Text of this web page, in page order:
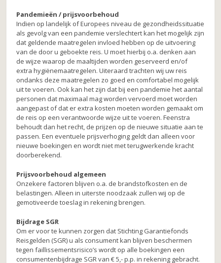
Pandemieën / prijsvoorbehoud
Indien op landelijk of Europees niveau de gezondheidssituatie
als gevolg van een pandemie verslechtert kan het mogelijk zijn
dat geldende maatregelen invloed hebben op de uitvoering
van de door u geboekte reis. U moet hierbij o.a. denken aan
de wijze waarop de maaltijden worden geserveerd en/of
extra hygiënemaatregelen. Uiteraard trachten wij uw reis
ondanks deze maatregelen zo goed en comfortabel mogelijk
uit te voeren. Ook kan het zijn dat bij een pandemie het aantal
personen dat maximaal mag worden vervoerd moet worden
aangepast of dat er extra kosten moeten worden gemaakt om
de reis op een verantwoorde wijze uit te voeren. Feenstra
behoudt dan het recht, de prijzen op de nieuwe situatie aan te
passen. Een eventuele prijsverhoging geldt dan alleen voor
nieuwe boekingen en wordt niet met terugwerkende kracht
doorberekend.
Prijsvoorbehoud algemeen
Onzekere factoren blijven o.a. de brandstofkosten en de
belastingen. Alleen in uiterste noodzaak zullen wij op de
gemotiveerde toeslag in rekening brengen.
Bijdrage SGR
Om er voor te kunnen zorgen dat Stichting Garantiefonds
Reisgelden (SGR) u als consument kan blijven beschermen
tegen faillissementsrisico’s wordt op alle boekingen een
consumentenbijdrage SGR van € 5,- p.p. in rekening gebracht.